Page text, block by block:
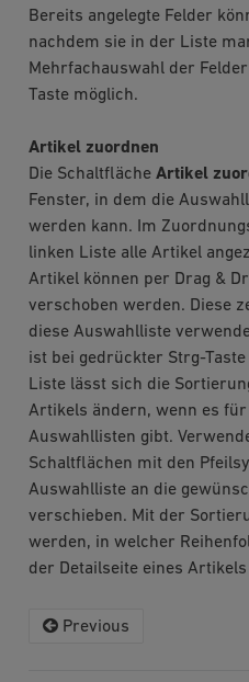
Bereits angelegte Felder
nachdem sie in der Liste
Mehrfachauswahl der
Taste möglich.
Artikel zuordnen
Die Schaltfläche Artikel
Fenster, in dem die
werden kann. Im
linken Liste alle Artikel
Artikel können per Drag &
verschoben werden. Diese
diese Auswahlliste
ist bei gedrückter Strg-
Liste lässt sich die
Artikels ändern, wenn es
Auswahllisten gibt.
Schaltflächen mit den
Auswahlliste an die
verschieben. Mit der
werden, in welcher
der Detailseite eines
Previous